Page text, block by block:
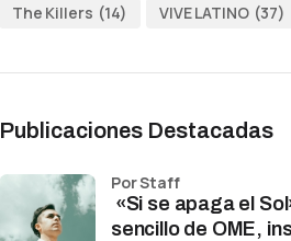
The Killers (14) VIVE LATINO (37)
Publicaciones Destacadas
«Si se apaga el
sencillo de OME,
por Staff